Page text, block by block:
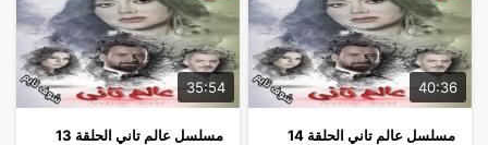
40:36
مسلسل عالم تاني الحلقة 14
35:54
مسلسل عالم تاني الحلقة 13